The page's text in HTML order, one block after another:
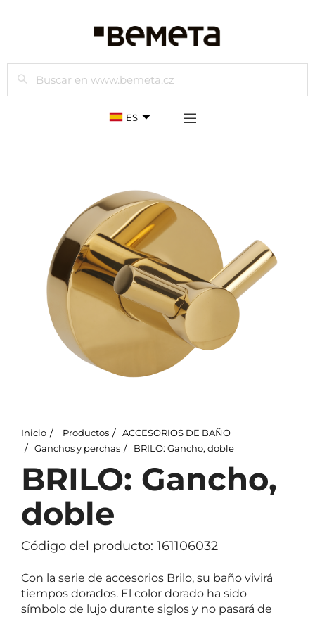
Buscar
ES
Inicio Productos
ACCESORIOS DE BAÑO
Ganchos y perchas
BRILO: Gancho, doble
BRILO: Gancho,
doble
Código del producto: 161106032
Con la serie de accesorios Brilo, su baño vivirá
tiempos dorados. El color dorado ha sido
símbolo de lujo durante siglos y no pasará de